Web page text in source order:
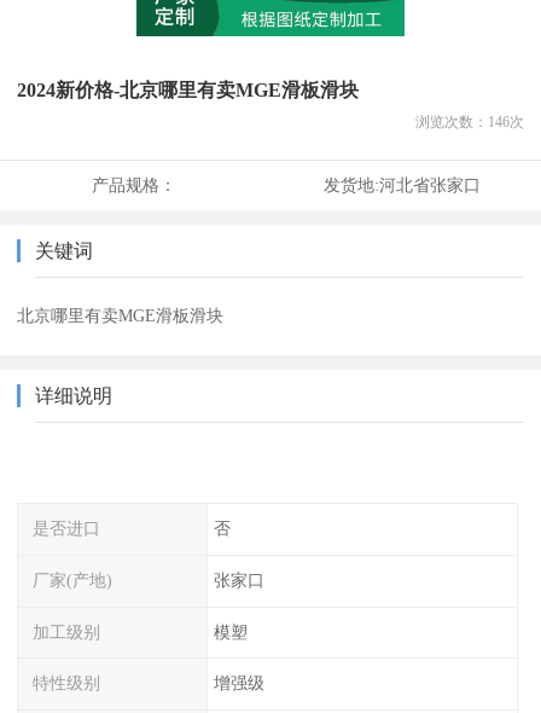
2024新价格-北京哪里有卖MGE滑板滑块
浏览次数： 146次
产品规格： 发货地:河北省张家口
关键词
北京哪里有卖MGE滑板滑块
详细说明
是否进口 否
厂家(产地) 张家口
加工级别 模塑
特性级别 增强级